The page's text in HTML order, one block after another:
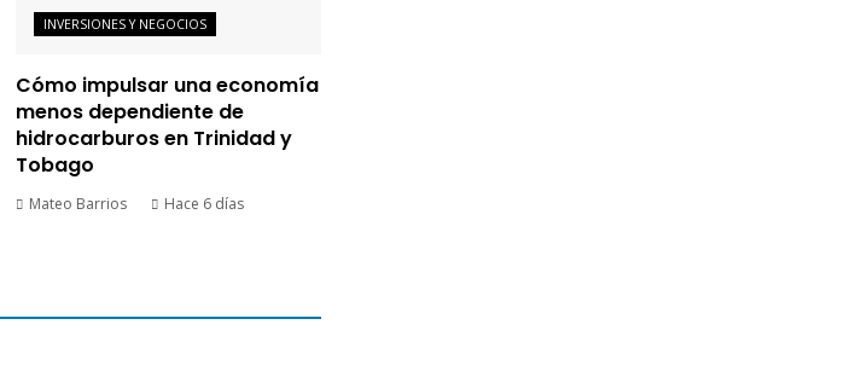
INVERSIONES Y NEGOCIOS
Cómo impulsar una economía
menos dependiente de
hidrocarburos en Trinidad y
Tobago
Mateo Barrios Hace 6 días